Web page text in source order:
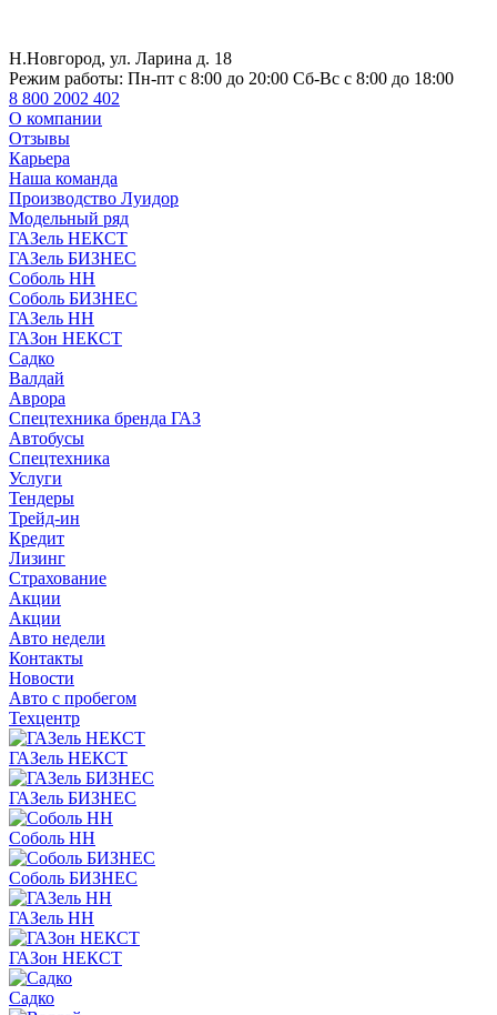
Н.Новгород, ул. Ларина д. 18
Режим работы: Пн-пт с 8:00 до 20:00 Сб-Вс с 8:00 до 18:00
8 800 2002 402
О компании
Отзывы
Карьера
Наша команда
Производство Луидор
Модельный ряд
ГАЗель НЕКСТ
ГАЗель БИЗНЕС
Соболь НН
Соболь БИЗНЕС
ГАЗель НН
ГАЗон НЕКСТ
Садко
Валдай
Аврора
Спецтехника бренда ГАЗ
Автобусы
Спецтехника
Услуги
Тендеры
Трейд-ин
Кредит
Лизинг
Страхование
Акции
Акции
Авто недели
Контакты
Новости
Авто с пробегом
Техцентр
ГАЗель НЕКСТ
ГАЗель БИЗНЕС
Соболь НН
Соболь БИЗНЕС
ГАЗель НН
ГАЗон НЕКСТ
Садко